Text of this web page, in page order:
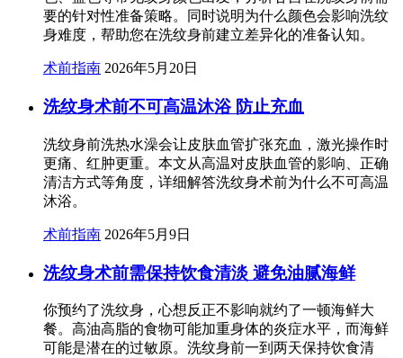
要的针对性准备策略。同时说明为什么颜色会影响洗纹
身难度，帮助您在洗纹身前建立差异化的准备认知。
术前指南 2026年5月20日
洗纹身术前不可高温沐浴 防止充血
洗纹身前洗热水澡会让皮肤血管扩张充血，激光操作时
更痛、红肿更重。本文从高温对皮肤血管的影响、正确
清洁方式等角度，详细解答洗纹身术前为什么不可高温
沐浴。
术前指南 2026年5月9日
洗纹身术前需保持饮食清淡 避免油腻海鲜
你预约了洗纹身，心想反正不影响就约了一顿海鲜大
餐。高油高脂的食物可能加重身体的炎症水平，而海鲜
可能是潜在的过敏原。洗纹身前一到两天保持饮食清